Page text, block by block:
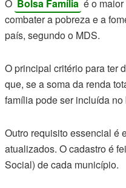
O Bolsa Família é o
combater a pobreza e a
país, segundo o MDS.
O principal critério para ter
que, se a soma da renda
família pode ser incluída no
Outro requisito essencial é
atualizados. O cadastro é
Social) de cada município.